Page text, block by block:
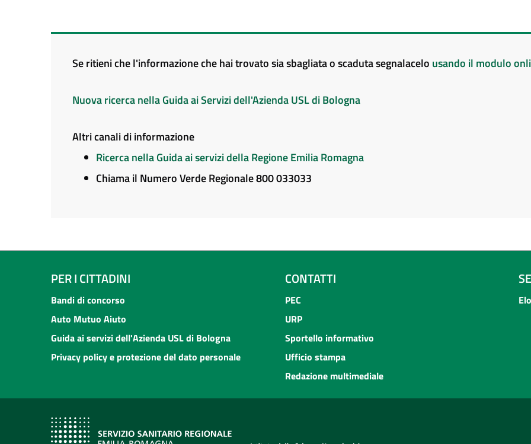
Se ritieni che l'informazione che hai trovato sia sbagliata o scaduta segnalacelo usando il modulo
Nuova ricerca nella Guida ai Servizi dell'Azienda USL di Bologna
Altri canali di informazione
Ricerca nella Guida ai servizi della Regione Emilia Romagna
Chiama il Numero Verde Regionale 800 033033
PER I CITTADINI
Bandi di concorso
Auto Mutuo Aiuto
Guida ai servizi dell'Azienda USL di Bologna
Privacy policy e protezione del dato personale
CONTATTI
PEC
URP
Sportello informativo
Ufficio stampa
Redazione multimediale